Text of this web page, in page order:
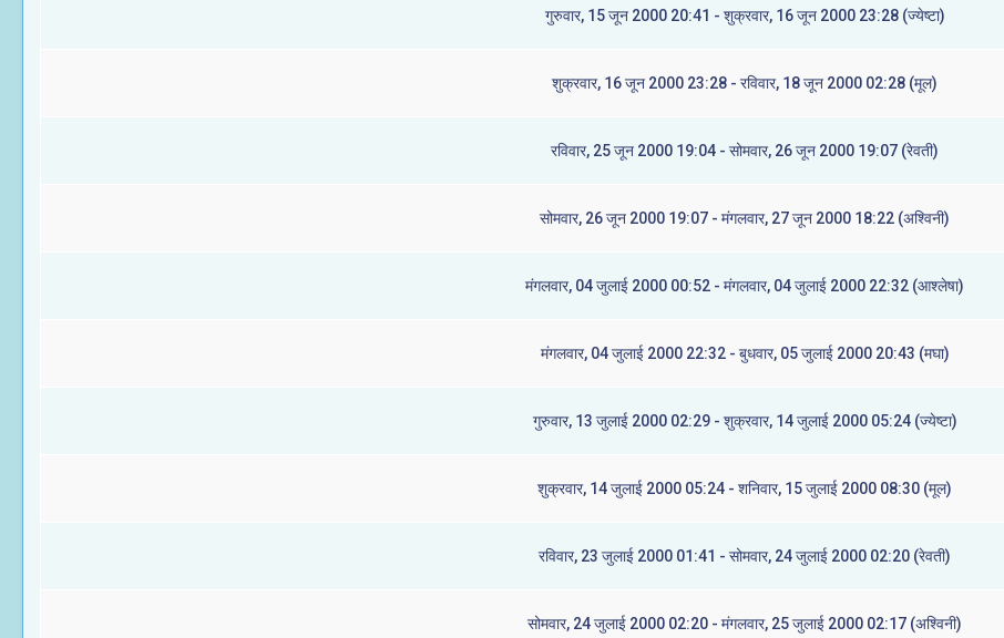
गुरुवार, 15 जून 2000 20:41 - शुक्रवार, 16 जून 2000 23:28 (ज्येष्टा)
शुक्रवार, 16 जून 2000 23:28 - रविवार, 18 जून 2000 02:28 (मूल)
रविवार, 25 जून 2000 19:04 - सोमवार, 26 जून 2000 19:07 (रेवती)
सोमवार, 26 जून 2000 19:07 - मंगलवार, 27 जून 2000 18:22 (अश्विनी)
मंगलवार, 04 जुलाई 2000 00:52 - मंगलवार, 04 जुलाई 2000 22:32 (आश्लेषा)
मंगलवार, 04 जुलाई 2000 22:32 - बुधवार, 05 जुलाई 2000 20:43 (मघा)
गुरुवार, 13 जुलाई 2000 02:29 - शुक्रवार, 14 जुलाई 2000 05:24 (ज्येष्टा)
शुक्रवार, 14 जुलाई 2000 05:24 - शनिवार, 15 जुलाई 2000 08:30 (मूल)
रविवार, 23 जुलाई 2000 01:41 - सोमवार, 24 जुलाई 2000 02:20 (रेवती)
सोमवार, 24 जुलाई 2000 02:20 - मंगलवार, 25 जुलाई 2000 02:17 (अश्विनी)